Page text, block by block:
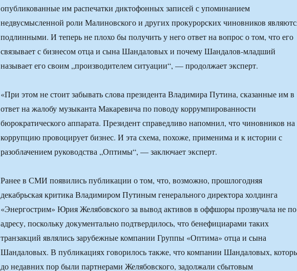
опубликованные им распечатки диктофонных записей с упоминанием
недвусмысленной роли Малиновского и других прокурорских чиновников
подлинными. И теперь не плохо бы получить у него ответ на вопрос о том, что его
связывает с бизнесом отца и сына Шандаловых и почему Шандалов-младший
называет его своим „производителем ситуации“, — продолжает эксперт.
«При этом не стоит забывать слова президента Владимира Путина, сказанные им в
ответ на жалобу музыканта Макаревича по поводу коррумпированности
бюрократического аппарата. Президент справедливо напомнил, что чиновников на
коррупцию провоцирует бизнес. И эта схема, похоже, применима и к истории с
разоблачением руководства „Оптимы“, — заключает эксперт.
Ранее в СМИ появились публикации о том, что, возможно, прошлогодняя
декабрьская критика Владимиром Путиным генерального директора холдинга
«Энергострим» Юрия Желябовского за вывод активов в оффшоры прозвучала не по
адресу, поскольку документально подтвердилось, что бенефициарами таких
транзакций являлись зарубежные компании Группы «Оптима» отца и сына
Шандаловых. В публикациях говорилось также, что компании Шандаловых,
до недавних пор были партнерами Желябовского, задолжали сбытовым